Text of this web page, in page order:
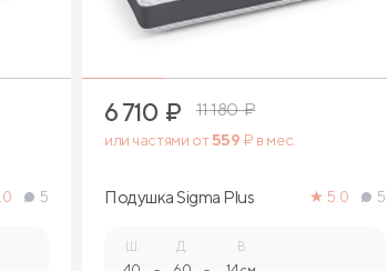
5
6 710 ₽ 11 180₽
или частями от559 ₽ в мес.
Подушка Sigma Plus 5.0 5
Д. В.